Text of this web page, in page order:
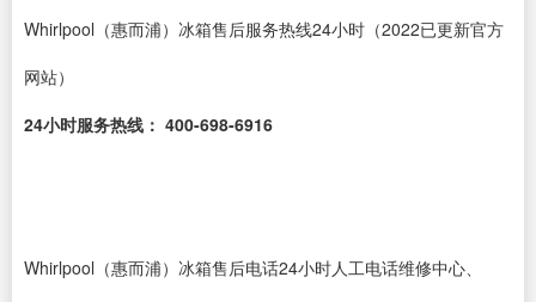
Whirlpool（惠而浦）冰箱售后服务热线24小时（2022已更新官方
网站）
24小时服务热线： 400-698-6916
Whirlpool（惠而浦）冰箱售后电话24小时人工电话维修中心、